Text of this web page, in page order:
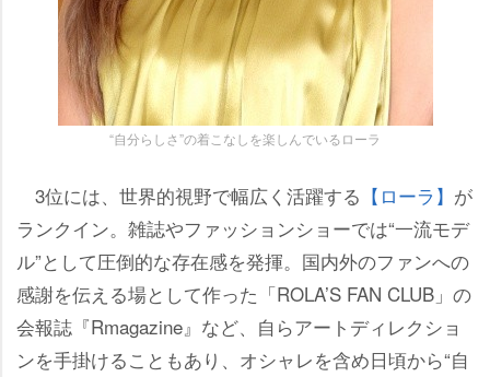
“自分らしさ”の着こなしを楽しんでいるローラ
3位には、世界的視野で幅広く活躍する 【ローラ】 が
ランクイン。雑誌やファッションショーでは“一流モデ
ル”として圧倒的な存在感を発揮。国内外のファンへの
感謝を伝える場として作った「ROLA’S FAN CLUB」の
会報誌『Rmagazine』など、自らアートディレクショ
ンを手掛けることもあり、オシャレを含め日頃から“自